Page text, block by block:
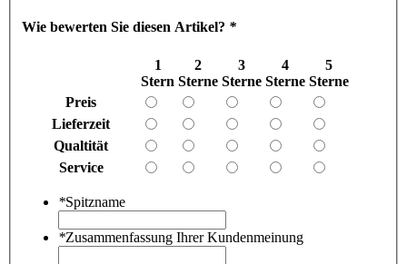
Wie bewerten Sie diesen Artikel? *
1
Stern
2
Sterne
3
Sterne
4
Sterne
5
Sterne
Preis
Lieferzeit
Qualtität
Service
*Spitzname
*Zusammenfassung Ihrer Kundenmeinung